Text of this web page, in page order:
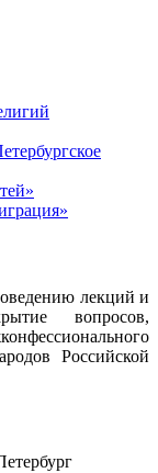
лекций и
вопросов,
Российской